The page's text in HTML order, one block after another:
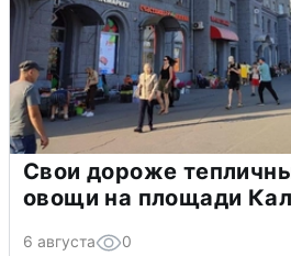
Свои дороже
овощи на площади
6 августа 0